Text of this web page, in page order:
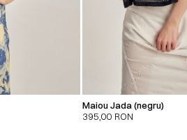
Maiou Jada (negru)
395,00 RON